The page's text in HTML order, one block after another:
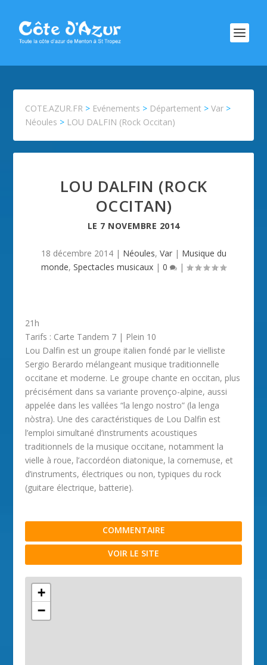
COTE.AZUR.FR > Evénements > Département >Var >
Néoules > LOU DALFIN (Rock Occitan)
LOU DALFIN (ROCK
OCCITAN)
LE 7 NOVEMBRE 2014
18 décembre 2014| Néoules, Var| Musique du
monde, Spectacles musicaux | 0 |
21h
Tarifs : Carte Tandem 7 | Plein 10
Lou Dalfin est un groupe italien fondé par le vielliste
Sergio Berardo mélangeant musique traditionnelle
occitane et moderne. Le groupe chante en occitan, plus
précisément dans sa variante provenço-alpine, aussi
appelée dans les vallées “la lengo nostro” (la lenga
nòstra). Une des caractéristiques de Lou Dalfin est
l’emploi simultané d’instruments acoustiques
traditionnels de la musique occitane, notamment la
vielle à roue, l’accordéon diatonique, la cornemuse, et
d’instruments, électriques ou non, typiques du rock
(guitare électrique, batterie).
COMMENTAIRE
VOIR LE SITE
+
−